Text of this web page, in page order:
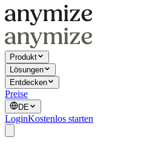
Produkt
Lösungen
Entdecken
Preise
DE
LoginKostenlos starten